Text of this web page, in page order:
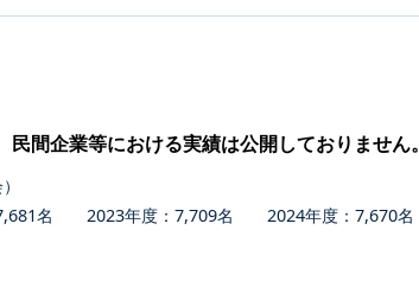
間企業等における実績は公開しておりません。
名 2023年度：7,709名 2024年度：7,670名